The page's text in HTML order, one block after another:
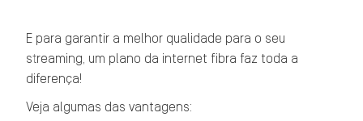
E para garantir a melhor qualidade para o seu
streaming, um plano da internet fibra faz toda a
diferença!
Veja algumas das vantagens: